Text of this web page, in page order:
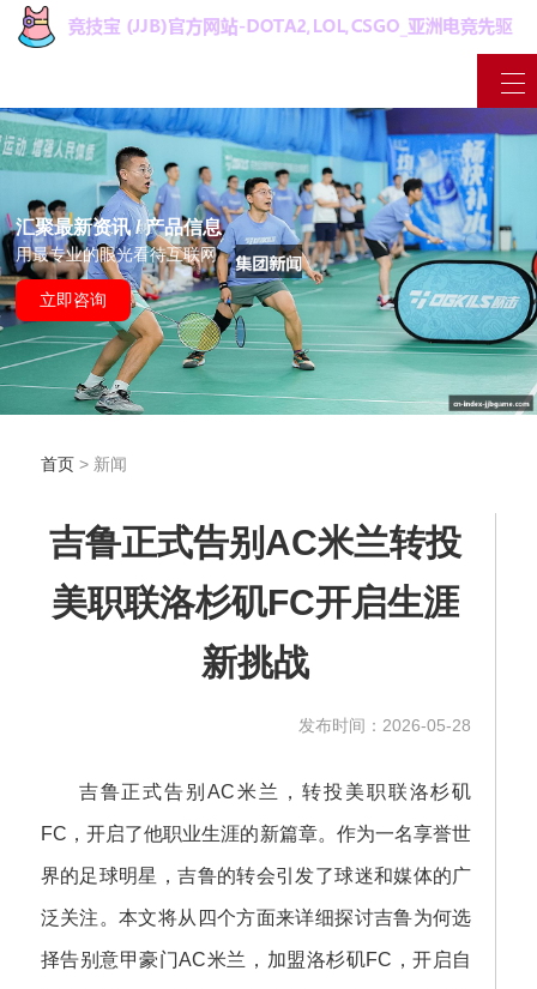
汇聚最新资讯 / 产品信息
用最专业的眼光看待互联网
立即咨询
首页> 新闻
吉鲁正式告别AC米兰转投
美职联洛杉矶FC开启生涯
新挑战
发布时间：2026-05-28
吉鲁正式告别AC米兰，转投美职联洛杉矶
FC，开启了他职业生涯的新篇章。作为一名享誉世
界的足球明星，吉鲁的转会引发了球迷和媒体的广
泛关注。本文将从四个方面来详细探讨吉鲁为何选
择告别意甲豪门AC米兰，加盟洛杉矶FC，开启自